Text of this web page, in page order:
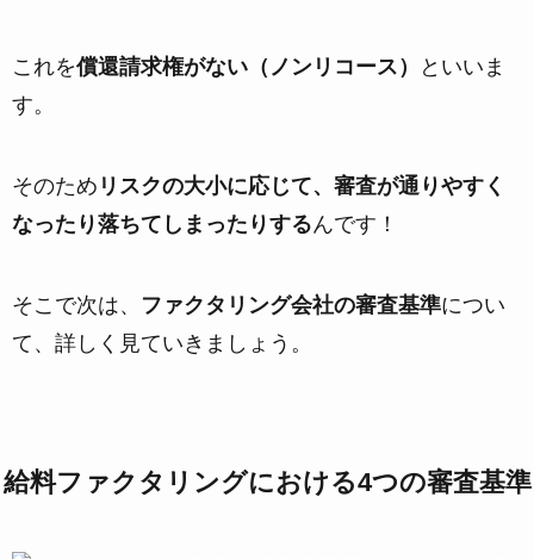
これを償還請求権がない（ノンリコース）
といいま
す。
そのため リスクの大小に応じて、審査が通りやすく
なったり落ちてしまったりするんです！
そこで次は、 ファクタリング会社の審査基準につい
て、詳しく見ていきましょう。
給料ファクタリングにおける4つの審査基準